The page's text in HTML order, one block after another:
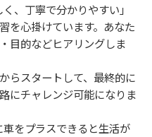
、丁寧で分かりやすい」
を心掛けています。あなた
目的などヒアリングしま
らスタートして、最終的に
にチャレンジ可能になりま
をプラスできると生活が